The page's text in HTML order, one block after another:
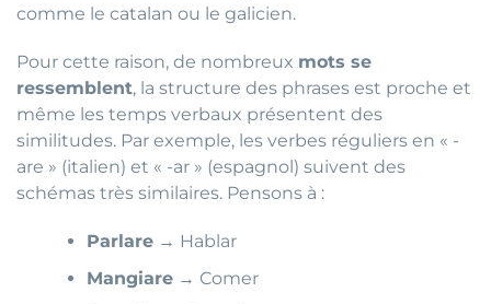
comme le catalan ou le galicien.
Pour cette raison, de nombreux mots se
ressemblent, la structure des phrases est proche et
même les temps verbaux présentent des
similitudes. Par exemple, les verbes réguliers en « -
are » (italien) et « -ar » (espagnol) suivent des
schémas très similaires. Pensons à :
Parlare → Hablar
Mangiare → Comer